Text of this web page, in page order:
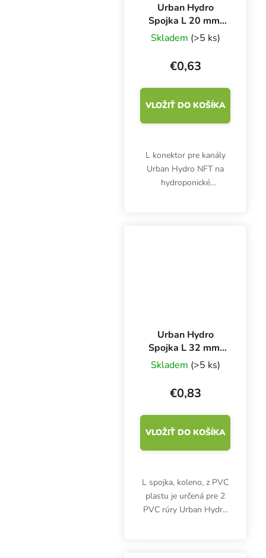
Urban Hydro
Spojka L 20 mm,
pre 2 PVC rúry na
kanál NFT
Skladem (>5 ks)
€0,63
VLOŽIŤ DO KOŠÍKA
L konektor pre kanály
Urban Hydro NFT na
hydroponické
Urban Hydro
Spojka L 32 mm,
pre 2 PVC rúry na
NFT kanál
Skladem (>5 ks)
€0,83
VLOŽIŤ DO KOŠÍKA
L spojka, koleno, z PVC
plastu je určená pre 2
PVC rúry Urban Hydro